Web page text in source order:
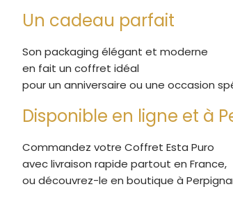
Un cadeau parfait
Son packaging élégant et moderne
en fait un coffret idéal
pour un anniversaire ou une occasion
Disponible en ligne et à
Commandez votre Coffret Esta Puro
avec livraison rapide partout en France,
ou découvrez-le en boutique à